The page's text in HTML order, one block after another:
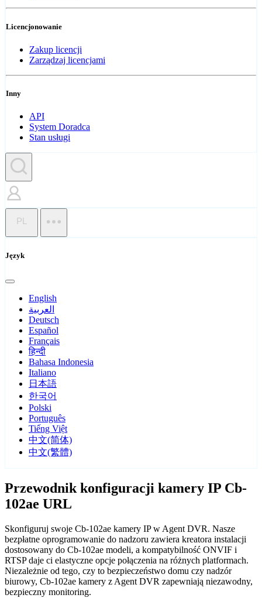
Licencjonowanie
Zakup licencji
Zarządzaj licencjami
Inny
API
System Doradca
Stan usługi
PL
Język
English
العربية
Deutsch
Español
Français
हिन्दी
Bahasa Indonesia
Italiano
日本語
한국어
Polski
Português
Tiếng Việt
中文(简体)
中文(繁體)
Przewodnik konfiguracji kamery IP Cb-
102ae URL
Skonfiguruj swoje Cb-102ae kamery IP w Agent DVR. Nasze
bezpłatne oprogramowanie do nadzoru zawiera kreatora instalacji
dostosowany do Cb-102ae modeli, a kompatybilność ONVIF i
RTSP daje ci elastyczne opcje połączenia na różnych platformach.
Niezależnie od tego, czy to bezpieczeństwo domu czy nadzór
biurowy, Cb-102ae kamery z Agent DVR zapewniają niezawodny,
bezpieczny monitoring.